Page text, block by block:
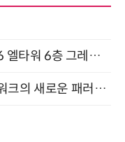
Next AI & Big Data Summit 2026 엘타워 6층 그레이스홀 개최 (9/18)
“AI와 함께 일하는 시대 ” - 스마트 워크의 새로운 패러다임 (9/11)